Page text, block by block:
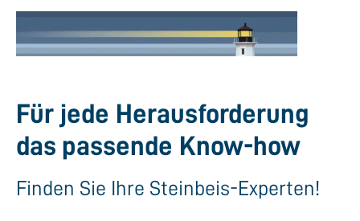
Für jede Herausforderung
das passende Know-how
Finden Sie Ihre Steinbeis-Experten!